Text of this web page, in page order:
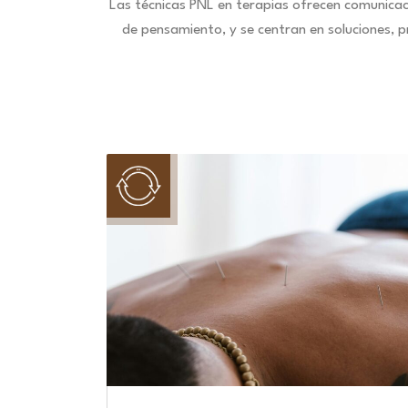
Las técnicas PNL en terapias ofrecen
de pensamiento, y se centran en